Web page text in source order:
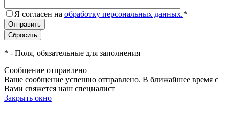
Я согласен на обработку персональных данных.*
* - Поля, обязательные для заполнения
Сообщение отправлено
Ваше сообщение успешно отправлено. В ближайшее время с
Вами свяжется наш специалист
Закрыть окно